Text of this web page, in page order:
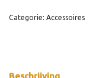
Categorie: Accessoires
Beschrijving